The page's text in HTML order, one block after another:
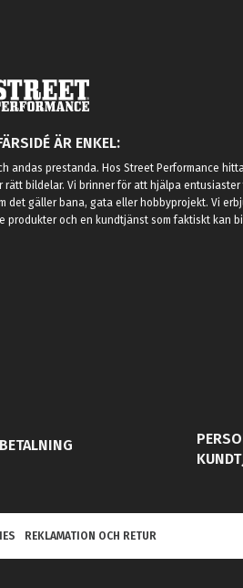
ÄR ENKEL:
andas prestanda. Hos Street Performance
rätt bildelar. Vi brinner för att hjälpa
det gäller bana, gata eller hobbyprojekt. Vi
produkter och en kundtjänst som faktiskt kan
REKLAMATION OCH RETUR